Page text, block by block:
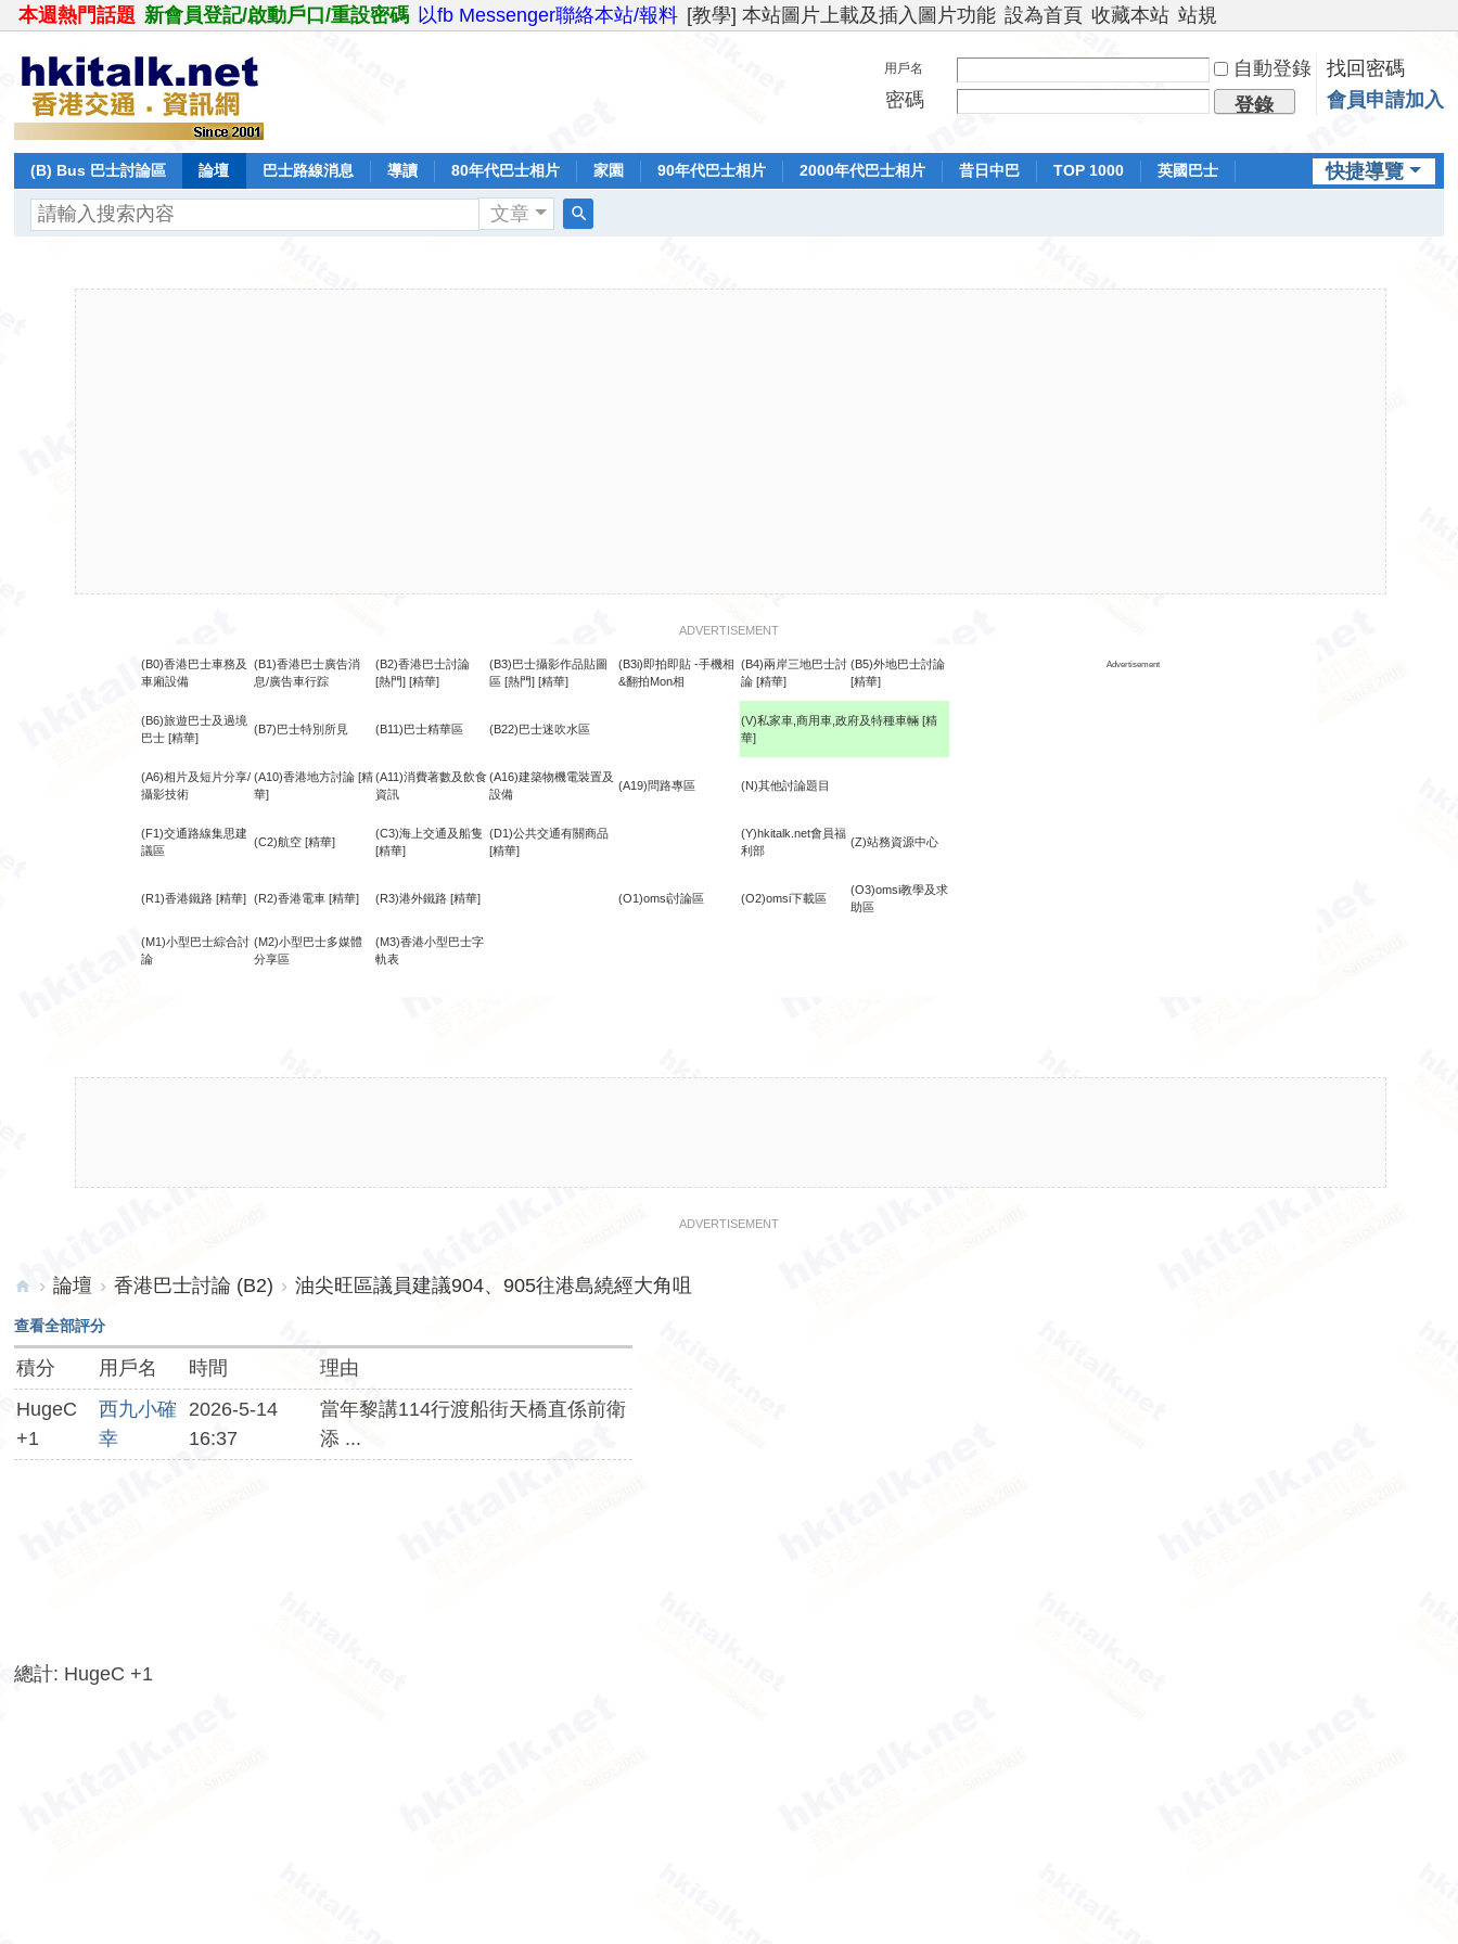
本週熱門話題 新會員登記/啟動戶口/重設密碼 以fb Messenger聯絡本站/報料 [教學] 本站圖片上載及插入圖片功能 設為首頁 收藏本站 站規
用戶名 自動登錄
找回密碼
密碼
登錄 會員申請加入
快捷導覽
(B) Bus 巴士討論區 論壇 巴士路線消息 導讀 80年代巴士相片 家園 90年代巴士相片 2000年代巴士相片 昔日中巴 TOP 1000
英國巴士
文章
ADVERTISEMENT
(B0)香港巴士車務及
車廂設備
(B1)香港巴士廣告消
息/廣告車行踪
(B2)香港巴士討論
[熱門] [精華]
(B3)巴士攝影作品貼圖
區 [熱門] [精華]
(B3i)即拍即貼 -手機相
&翻拍Mon相
(B4)兩岸三地巴士討
論 [精華]
(B5)外地巴士討論
[精華]
Advertisement
(B6)旅遊巴士及過境
巴士 [精華]
(B7)巴士特別所見 (B11)巴士精華區 (B22)巴士迷吹水區
(V)私家車,商用車,政府及特種車輛 [精
華]
(A6)相片及短片分享/
攝影技術
(A10)香港地方討論 [精
華]
(A11)消費著數及飲食
資訊
(A16)建築物機電裝置及
設備
(A19)問路專區 (N)其他討論題目
(F1)交通路線集思建
議區
(C2)航空 [精華]
(C3)海上交通及船隻
[精華]
(D1)公共交通有關商品
[精華]
(Y)hkitalk.net會員福
利部
(Z)站務資源中心
(R1)香港鐵路 [精華] (R2)香港電車 [精華] (R3)港外鐵路 [精華] (O1)omsi討論區 (O2)omsi下載區
(O3)omsi教學及求
助區
(M1)小型巴士綜合討
論
(M2)小型巴士多媒體
分享區
(M3)香港小型巴士字
軌表
ADVERTISEMENT
hk
ita
lk.
ne
t
網
› 論壇 › 香港巴士討論 (B2) › 油尖旺區議員建議904、905往港島繞經大角咀
查看全部評分
積分 用戶名 時間
理由
HugeC
+1
西九小確
幸
2026-5-14
16:37
當年黎講114行渡船街天橋直係前衛
添 ...
總計: HugeC +1